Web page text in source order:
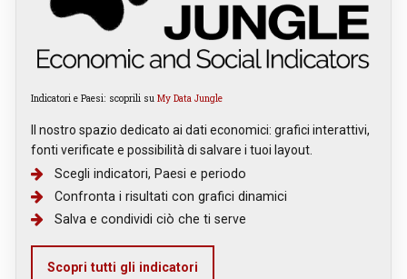
Indicatori e Paesi: scoprili su My Data Jungle
Il nostro spazio dedicato ai dati economici: grafici interattivi,
fonti verificate e possibilità di salvare i tuoi layout.
Scegli indicatori, Paesi e periodo
Confronta i risultati con grafici dinamici
Salva e condividi ciò che ti serve
Scopri tutti gli indicatori